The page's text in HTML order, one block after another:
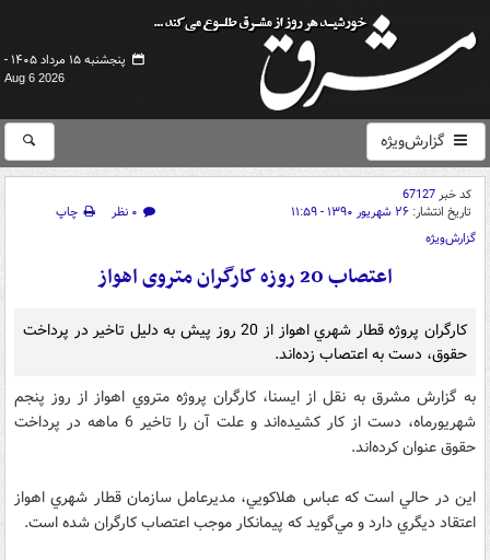
پنجشنبه ۱۵ مرداد ۱۴۰۵ -
Aug 6 2026
گزارش‌ویژه
کد خبر67127
تاریخ انتشار: ۲۶ شهریور ۱۳۹۰ - ۱۱:۵۹ ۰ نظر
چاپ
گزارش‌ویژه
اعتصاب 20 روزه کارگران متروی اهواز
كارگران پروژه قطار شهري اهواز از 20 روز پيش به دليل تاخير در پرداخت
حقوق، دست به اعتصاب زده‌اند.
به گزارش مشرق به نقل از ایسنا، كارگران پروژه متروي اهواز از روز پنجم
شهريورماه، دست از كار كشيده‌اند و علت آن را تاخير 6 ماهه در پرداخت
حقوق عنوان كرده‌اند.
اين در حالي است كه عباس هلاكويي، مديرعامل سازمان قطار شهري اهواز
اعتقاد ديگري دارد و مي‌گويد كه پيمانكار موجب اعتصاب كارگران شده است.